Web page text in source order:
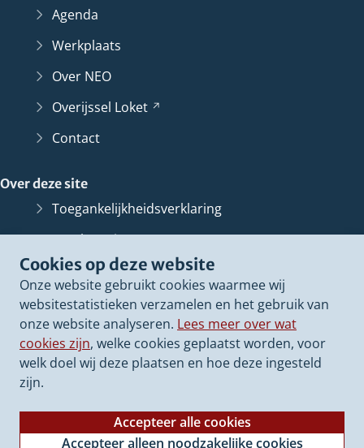
Cookies op deze website
Onze website gebruikt cookies waarmee wij
websitestatistieken verzamelen en het gebruik van
onze website analyseren. Lees meer over wat
cookies zijn, welke cookies geplaatst worden, voor
welk doel wij deze plaatsen en hoe deze ingesteld
zijn.
Accepteer alle cookies
Accepteer alleen noodzakelijke cookies
Agenda
Werkplaats
Over NEO
Overijssel Loket
Contact
Over deze site
Toegankelijkheidsverklaring
Bescherming persoonsgegevens
Informatiebeveiliging
Proclaimer
Cookieverklaring
Archief van dezewebsite
(Verwijst
andere
website)